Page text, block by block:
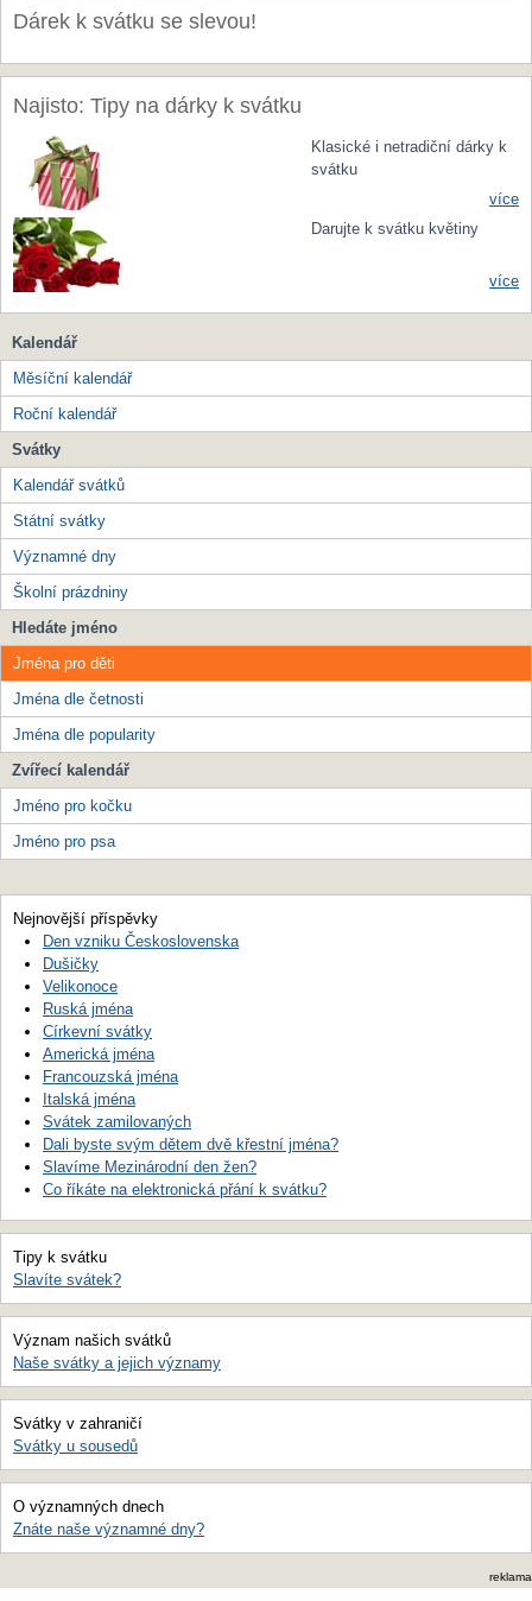
Dárek k svátku se slevou!
Najisto: Tipy na dárky k svátku
Klasické i netradiční dárky k
svátku
více
Darujte k svátku květiny
více
Kalendář
Měsíční kalendář
Roční kalendář
Svátky
Kalendář svátků
Státní svátky
Významné dny
Školní prázdniny
Hledáte jméno
Jména pro děti
Jména dle četnosti
Jména dle popularity
Zvířecí kalendář
Jméno pro kočku
Jméno pro psa
Nejnovější příspěvky
Den vzniku Československa
Dušičky
Velikonoce
Ruská jména
Církevní svátky
Americká jména
Francouzská jména
Italská jména
Svátek zamilovaných
Dali byste svým dětem dvě křestní jména?
Slavíme Mezinárodní den žen?
Co říkáte na elektronická přání k svátku?
Tipy k svátku
Slavíte svátek?
Význam našich svátků
Naše svátky a jejich významy
Svátky v zahraničí
Svátky u sousedů
O významných dnech
Znáte naše významné dny?
reklama